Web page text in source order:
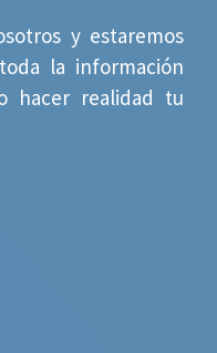
y estaremos
la información
hacer realidad tu